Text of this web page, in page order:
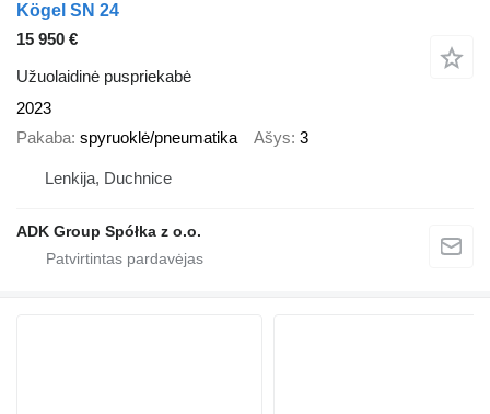
Kögel SN 24
15 950 €
Užuolaidinė puspriekabė
2023
Pakaba spyruoklė/pneumatika Ašys 3
Lenkija, Duchnice
ADK Group Spółka z o.o.